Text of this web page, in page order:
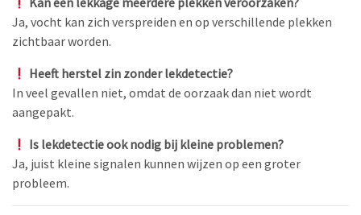
Ja, vocht kan zich verspreiden en op verschillende plekken
zichtbaar worden.
Heeft herstel zin zonder lekdetectie?
In veel gevallen niet, omdat de oorzaak dan niet wordt
aangepakt.
Is lekdetectie ook nodig bij kleine problemen?
Ja, juist kleine signalen kunnen wijzen op een groter
probleem.